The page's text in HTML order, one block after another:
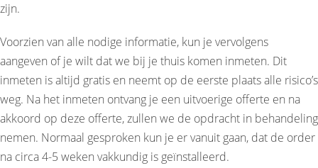
zijn.
Voorzien van alle nodige informatie, kun je vervolgens
aangeven of je wilt dat we bij je thuis komen inmeten. Dit
inmeten is altijd gratis en neemt op de eerste plaats alle risico’s
weg. Na het inmeten ontvang je een uitvoerige offerte en na
akkoord op deze offerte, zullen we de opdracht in behandeling
nemen. Normaal gesproken kun je er vanuit gaan, dat de order
na circa 4-5 weken vakkundig is geïnstalleerd.